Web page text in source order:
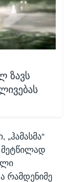
ზავს
მეტწილად
რამდენიმე